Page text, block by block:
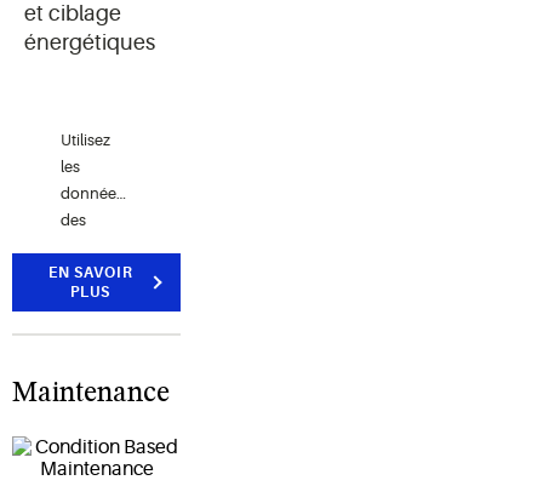
et ciblage
énergétiques
Utilisez
les
données
des
de
mesure
rendement
à l’échelle
EN SAVOIR
PLUS
Maintenance